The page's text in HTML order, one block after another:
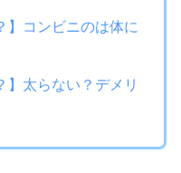
】コンビニのは体に
】太らない？デメリ